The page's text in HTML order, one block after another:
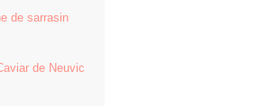
de sarrasin
de Neuvic